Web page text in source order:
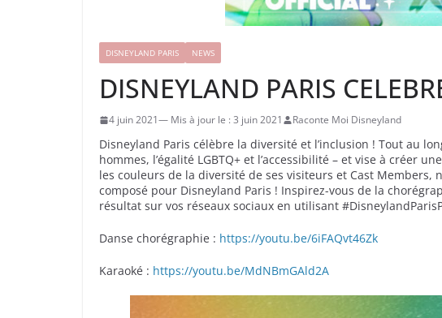
DISNEYLAND PARIS NEWS
DISNEYLAND PARIS
4 juin 2021 3 juin 2021 Raconte Moi Disneyland
Disneyland Paris célèbre la diversité et l’inclusion ! Tout au
hommes, l’égalité LGBTQ+ et l’accessibilité – et vise à créer
les couleurs de la diversité de ses visiteurs et Cast
composé pour Disneyland Paris ! Inspirez-vous de la
résultat sur vos réseaux sociaux en utilisant
Danse chorégraphie : https://youtu.be/6iFAQvt46Zk
Karaoké : https://youtu.be/MdNBmGAld2A